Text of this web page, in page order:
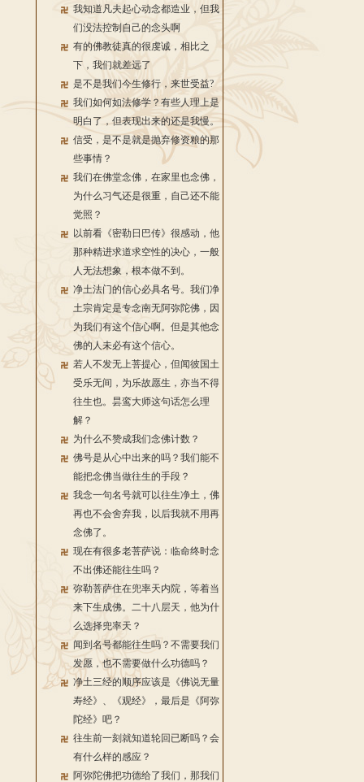
我知道凡夫起心动念都造业，但我
们没法控制自己的念头啊
有的佛教徒真的很虔诚，相比之
下，我们就差远了
是不是我们今生修行，来世受益?
我们如何如法修学？有些人理上是
明白了，但表现出来的还是我慢。
信受，是不是就是抛弃修资粮的那
些事情？
我们在佛堂念佛，在家里也念佛，
为什么习气还是很重，自己还不能
觉照？
以前看《密勒日巴传》很感动，他
那种精进求道求空性的决心，一般
人无法想象，根本做不到。
净土法门的信心必具名号。我们净
土宗肯定是专念南无阿弥陀佛，因
为我们有这个信心啊。但是其他念
佛的人未必有这个信心。
若人不发无上菩提心，但闻彼国土
受乐无间，为乐故愿生，亦当不得
往生也。昙鸾大师这句话怎么理
解？
为什么不赞成我们念佛计数？
佛号是从心中出来的吗？我们能不
能把念佛当做往生的手段？
我念一句名号就可以往生净土，佛
再也不会舍弃我，以后我就不用再
念佛了。
现在有很多老菩萨说：临命终时念
不出佛还能往生吗？
弥勒菩萨住在兜率天内院，等着当
来下生成佛。二十八层天，他为什
么选择兜率天？
闻到名号都能往生吗？不需要我们
发愿，也不需要做什么功德吗？
净土三经的顺序应该是《佛说无量
寿经》、《观经》，最后是《阿弥
陀经》吧？
往生前一刻就知道轮回已断吗？会
有什么样的感应？
阿弥陀佛把功德给了我们，那我们